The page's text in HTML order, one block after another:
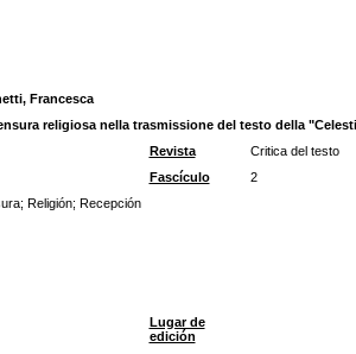
Francesca
religiosa nella trasmissione del testo della
Revista
Critica del testo
Fascículo
2
; Religión; Recepción
Lugar de
edición